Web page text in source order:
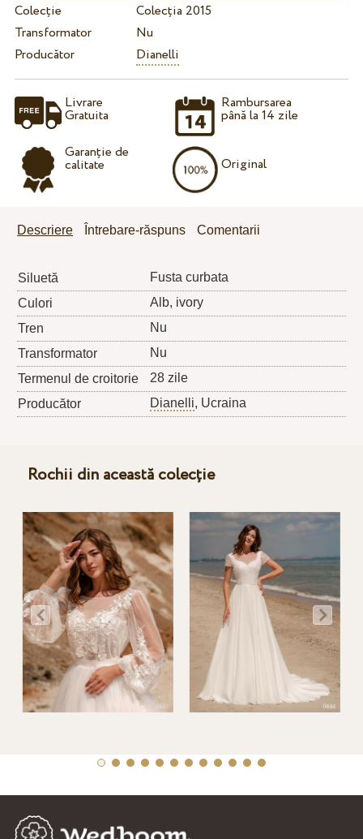
Colecție
Colecția 2015
Transformator
Nu
Producător
Dianelli
Livrare
Gratuita
Garanție de
calitate
Rambursarea
până la 14 zile
Original
Descriere Întrebare-răspuns Comentarii
Siluetă
Fusta curbata
Culori
Alb, ivory
Tren
Nu
Transformator
Nu
Termenul de croitorie
28 zile
Producător
Dianelli, Ucraina
Rochii din această colecție